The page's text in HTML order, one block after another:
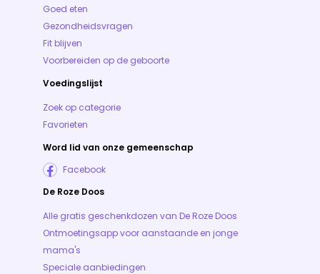
Goed eten
Gezondheidsvragen
Fit blijven
Voorbereiden op de geboorte
Voedingslijst
Zoek op categorie
Favorieten
Word lid van onze gemeenschap
Facebook
De Roze Doos
Alle gratis geschenkdozen van De Roze Doos
Ontmoetingsapp voor aanstaande en jonge
mama's
Speciale aanbiedingen